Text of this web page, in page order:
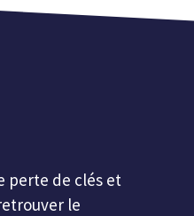
perte de clés et
le